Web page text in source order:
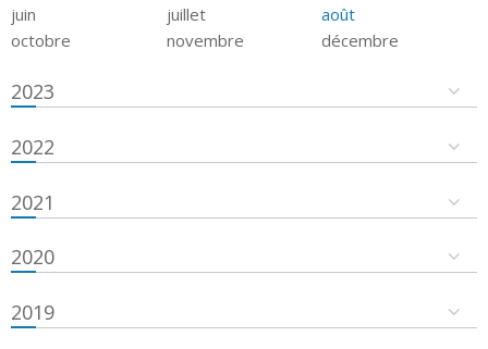
juin
juillet
août
octobre
novembre décembre
2023
2022
2021
2020
2019